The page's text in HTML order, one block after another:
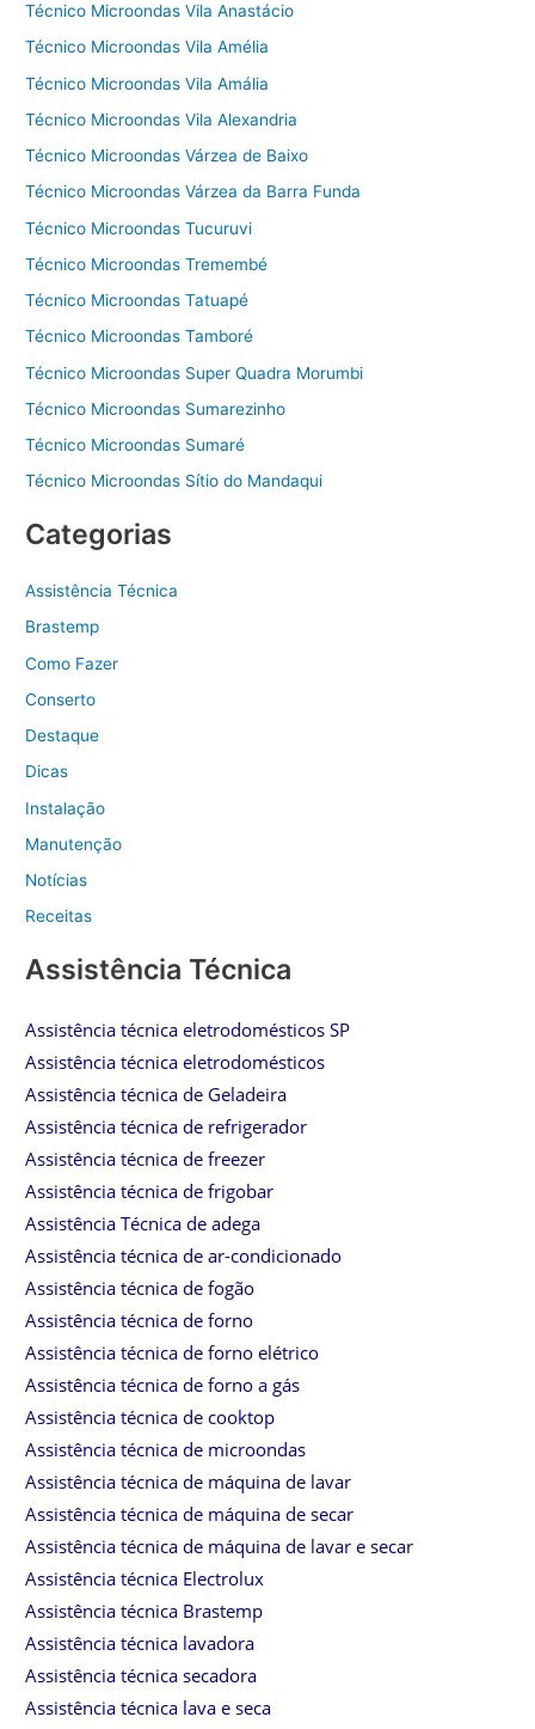
Técnico Microondas Vila Anastácio
Técnico Microondas Vila Amélia
Técnico Microondas Vila Amália
Técnico Microondas Vila Alexandria
Técnico Microondas Várzea de Baixo
Técnico Microondas Várzea da Barra Funda
Técnico Microondas Tucuruvi
Técnico Microondas Tremembé
Técnico Microondas Tatuapé
Técnico Microondas Tamboré
Técnico Microondas Super Quadra Morumbi
Técnico Microondas Sumarezinho
Técnico Microondas Sumaré
Técnico Microondas Sítio do Mandaqui
Categorias
Assistência Técnica
Brastemp
Como Fazer
Conserto
Destaque
Dicas
Instalação
Manutenção
Notícias
Receitas
Assistência Técnica
Assistência técnica eletrodomésticos SP
Assistência técnica eletrodomésticos
Assistência técnica de Geladeira
Assistência técnica de refrigerador
Assistência técnica de freezer
Assistência técnica de frigobar
Assistência Técnica de adega
Assistência técnica de ar-condicionado
Assistência técnica de fogão
Assistência técnica de forno
Assistência técnica de forno elétrico
Assistência técnica de forno a gás
Assistência técnica de cooktop
Assistência técnica de microondas
Assistência técnica de máquina de lavar
Assistência técnica de máquina de secar
Assistência técnica de máquina de lavar e secar
Assistência técnica Electrolux
Assistência técnica Brastemp
Assistência técnica lavadora
Assistência técnica secadora
Assistência técnica lava e seca